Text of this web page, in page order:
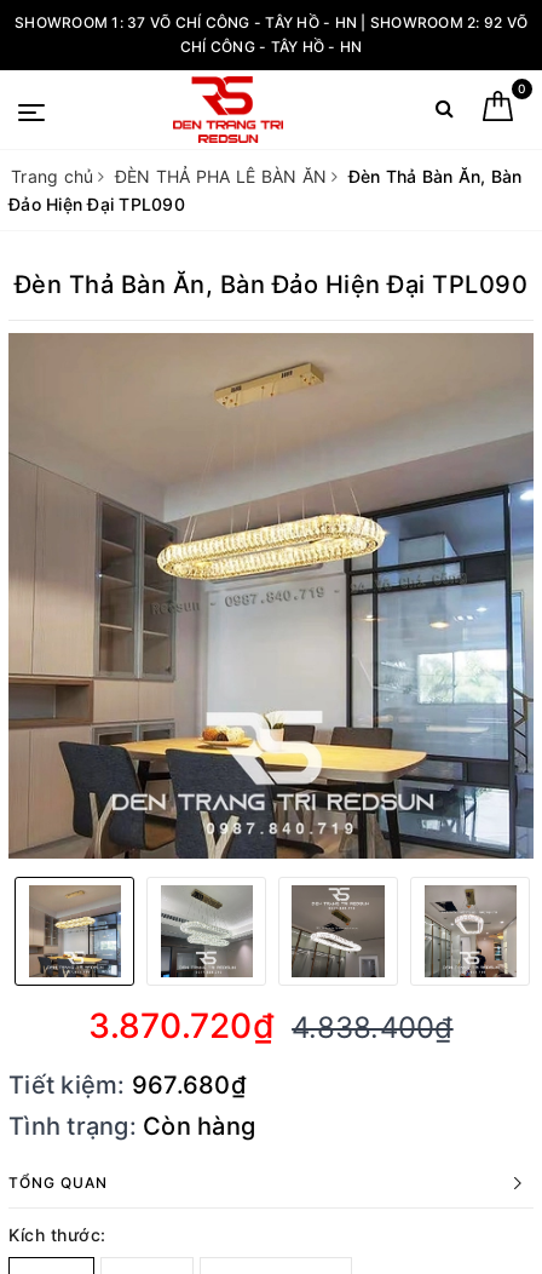
SHOWROOM 1: 37 VÕ CHÍ CÔNG - TÂY HỒ - HN | SHOWROOM 2: 92 VÕ
CHÍ CÔNG - TÂY HỒ - HN
0
Trang chủ ĐÈN THẢ PHA LÊ BÀN ĂN
Đèn Thả Bàn Ăn, Bàn
Đảo Hiện Đại TPL090
Đèn Thả Bàn Ăn, Bàn Đảo Hiện Đại TPL090
3.870.720₫ 4.838.400₫
Tiết kiệm: 967.680₫
Tình trạng: Còn hàng
TỔNG QUAN
Kích thước: